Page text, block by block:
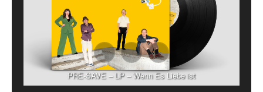
PRE-SAVE – LP – Wenn Es Liebe ist